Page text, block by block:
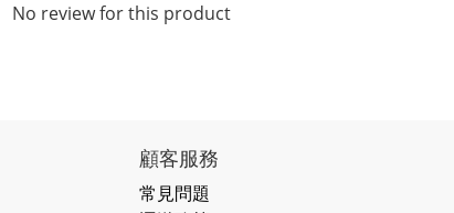
No review for this product
顧客服務
常見問題